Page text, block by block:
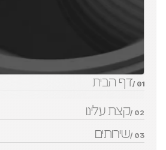
קצת עלינו 02 /
דף הבית 01 /
שירותים 03 /